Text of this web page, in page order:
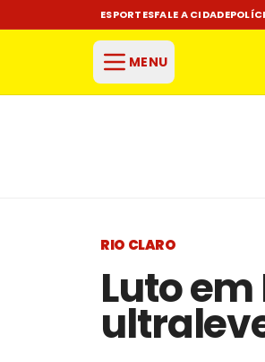
ESPORTESFALE A CIDADE
MENU
RIO CLARO
Luto